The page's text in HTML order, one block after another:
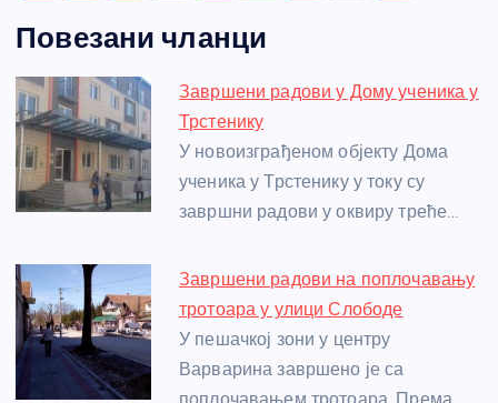
c
e
b
o
o
k
ss
e
n
g
er
itt
er
er at
s
A
p
p
a
e
e
e
Повезани чланци
Завршени радови у Дому ученика у
Трстенику
У новоизграђеном објекту Дома
ученика у Трстенику у току су
завршни радови у оквиру треће…
Завршени радови на поплочавању
тротоара у улици Слободе
У пешачкој зони у центру
Варварина завршено је са